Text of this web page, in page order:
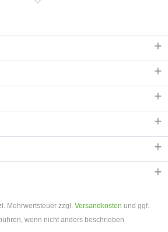
Mehrwertsteuer zzgl. Versandkosten und ggf.
wenn nicht anders beschrieben